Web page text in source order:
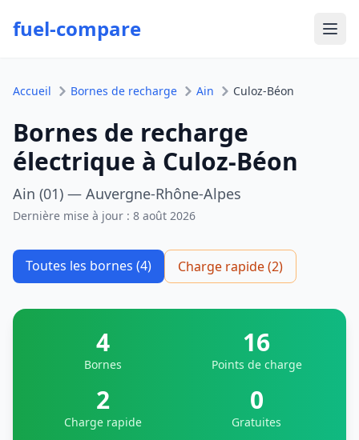
fuel-compare
Accueil Bornes de recharge Ain Culoz-Béon
Bornes de recharge
électrique à Culoz-Béon
Ain (01) — Auvergne-Rhône-Alpes
Dernière mise à jour : 8 août 2026
Toutes les bornes (4) Charge rapide (2)
4
Bornes
16
Points de charge
2
Charge rapide
0
Gratuites